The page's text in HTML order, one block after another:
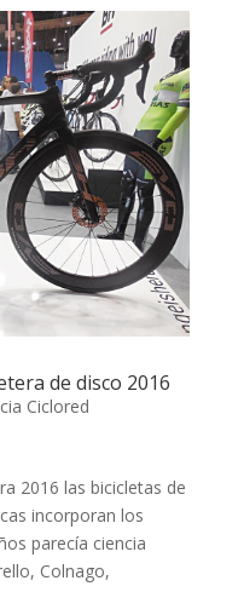
de disco 2016
Ciclored
2016 las bicicletas de
incorporan los
parecía ciencia
Colnago,